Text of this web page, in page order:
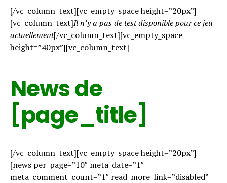
[/vc_column_text][vc_empty_space height=”20px”]
[vc_column_text]Il n’y a pas de test disponible pour ce jeu
actuellement[/vc_column_text][vc_empty_space
height=”40px”][vc_column_text]
News de
[page_title]
[/vc_column_text][vc_empty_space height=”20px”]
[news per_page=”10″ meta_date=”1″
meta_comment_count=”1″ read_more_link=”disabled”